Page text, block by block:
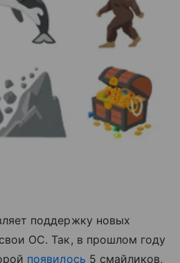
поддержку новых
ОС. Так, в прошлом году
появилось 5 смайликов,